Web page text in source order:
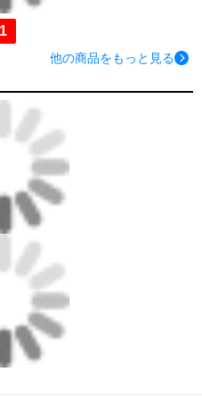
1
他の商品をもっと見る